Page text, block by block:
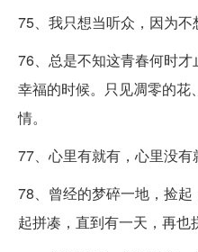
75、我只想当听众，因为不
76、总是不知这青春何时
幸福的时候。只见凋零的花
情。
77、心里有就有，心里没有
78、曾经的梦碎一地，捡
起拼凑，直到有一天，再也